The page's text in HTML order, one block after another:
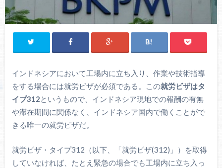
インドネシアにおいて工場内に立ち入り、作業や技術指導
をする場合には就労ビザが必須である。この就労ビザはタ
イプ312というもので、インドネシア現地での報酬の有無
や滞在期間に関係なく、インドネシア国内で働くことがで
きる唯一の就労ビザだ。
就労ビザ・タイプ312（以下、「就労ビザ(312)」）を取得
していなければ、たとえ緊急の場合でも工場内に立ち入っ